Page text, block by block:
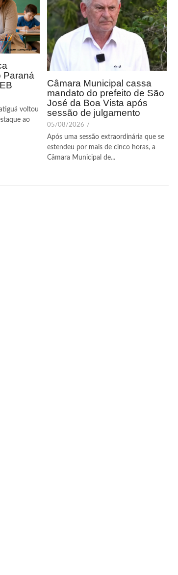
Paraná
voltou
ao
Câmara Municipal cassa
mandato do prefeito de São
José da Boa Vista após
sessão de julgamento
05/08/2026 /
Após uma sessão extraordinária que se
estendeu por mais de cinco horas, a
Câmara Municipal de...